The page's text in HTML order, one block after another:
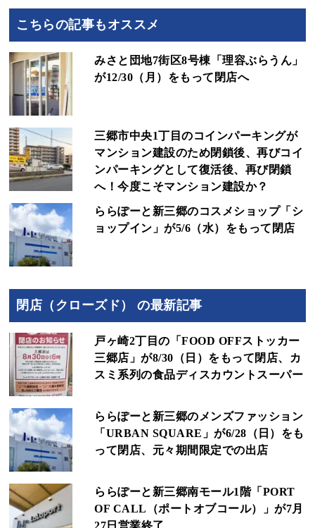
こちらの記事もオススメ
みさと団地7街区8号棟「理容ぶらうん」
が12/30（月）をもって閉店へ
三郷市中央1丁目のコインパーキングが
マンション建設のため閉鎖後、再びコイ
ンパーキングとして復活後、再び閉鎖
へ！今度こそマンション建設か？
ららぽーと新三郷のコスメショップ「シ
ョップイン」が5/6（水）をもって閉店
閉店（クローズド） の最新記事
戸ヶ崎2丁目の「FOOD OFFストッカー
三郷店」が8/30（日）をもって閉店、カ
スミ系列の食品ディスカウントスーパー
ららぽーと新三郷のメンズファッション
「URBAN SQUARE」が6/28（日）をも
って閉店、元々期間限定での出店
ららぽーと新三郷南モール1階「PORT
OF CALL（ポートオブコール）」が7月
27日営業終了